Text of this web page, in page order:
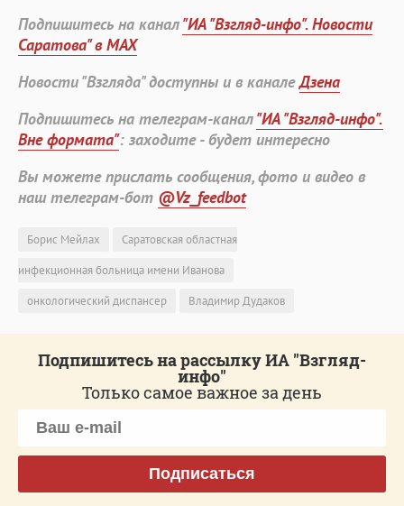
Подпишитесь на канал"ИА "Взгляд-инфо". Новости
Саратова" в MAX
Новости "Взгляда" доступны и в каналеДзена
Подпишитесь на телеграм-канал"ИА "Взгляд-инфо".
Вне формата": заходите - будет интересно
Вы можете прислать сообщения, фото и видео в
наш телеграм-бот @Vz_feedbot
Борис Мейлах
Саратовская областная
инфекционная больница имени Иванова
онкологический диспансер
Владимир Дудаков
Подпишитесь на рассылку ИА "Взгляд-
инфо"
Только самое важное за день
Подписаться